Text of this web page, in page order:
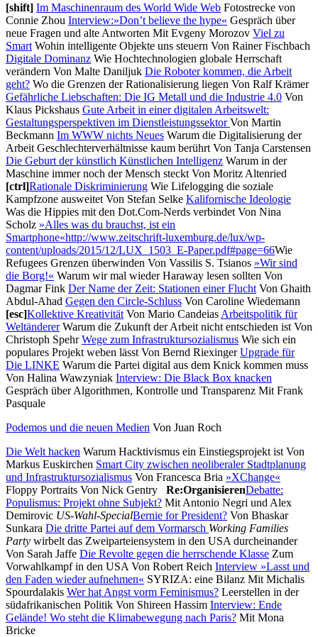
[shift] Im Maschinenraum des World Wide Web Fotostrecke von
Connie Zhou Interview:»Don’t believe the hype« Gespräch über
neue Fragen und alte Antworten Mit Evgeny Morozov Viel zu
Smart Wohin intelligente Objekte uns steuern Von Rainer Fischbach
Digitale Dominanz Wie Hochtechnologien globale Herrschaft
verändern Von Malte Daniljuk Die Roboter kommen, die Arbeit
geht? Wo die Grenzen der Rationalisierung liegen Von Ralf Krämer
Gefährliche Liebschaften: Die IG Metall und die Industrie 4.0 Von
Klaus Pickshaus Gute Arbeit in einer digitalen Arbeitswelt:
Gestaltungsperspektiven im DienstleistungssektorVon Martin
Beckmann Im WWW nichts Neues Warum die Digitalisierung der
Arbeit Geschlechterverhältnisse kaum berührt Von Tanja Carstensen
Die Geburt der künstlich Künstlichen Intelligenz Warum in der
Maschine immer noch der Mensch steckt Von Moritz Altenried
[ctrl]Rationale Diskriminierung Wie Lifelogging die soziale
Kampfzone ausweitet Von Stefan Selke Kalifornische Ideologie
Was die Hippies mit den Dot.Com-Nerds verbindet Von Nina
Scholz »Alles was du brauchst, ist ein
Smartphone«http://www.zeitschrift-luxemburg.de/lux/wp-
content/uploads/2015/12/LUX_1503_E-Paper.pdf#page=66Wie
Refugees Grenzen überwinden Von Vassilis S. Tsianos »Wir sind
die Borg!« Warum wir mal wieder Haraway lesen sollten Von
Dagmar Fink Der Name der Zeit: Stationen einer Flucht Von Ghaith
Abdul-Ahad Gegen den Circle-Schluss Von Caroline Wiedemann
[esc]Kollektive Kreativität Von Mario Candeias Arbeitspolitik für
WeltändererWarum die Zukunft der Arbeit nicht entschieden ist Von
Christoph SpehrWege zum Infrastruktursozialismus Wie sich ein
populares Projekt weben lässt Von Bernd RiexingerUpgrade für
Die LINKE Warum die Partei digital aus dem Knick kommen muss
Von Halina Wawzyniak Interview: Die Black Box knacken
Gespräch über Algorithmen, Kontrolle und Transparenz Mit Frank
Pasquale
Podemos und die neuen Medien Von Juan Roch
Die Welt hacken Warum Hacktivismus ein Einstiegsprojekt ist Von
Markus Euskirchen Smart City zwischen neoliberaler Stadtplanung
und Infrastruktursozialismus Von Francesca Bria »XChange«
Floppy Portraits Von Nick Gentry Re:OrganisierenDebatte:
Populismus: Projekt ohne Subjekt? Mit Antonio Negri und Alex
Demirovic US-Wahl-SpecialBernie for President? Von Bhaskar
Sunkara Die dritte Partei auf dem Vormarsch Working Families
Party wirbelt das Zweiparteiensystem in den USA durcheinander
Von Sarah Jaffe Die Revolte gegen die herrschende Klasse Zum
Vorwahlkampf in den USA Von Robert Reich Interview »Lasst und
den Faden wieder aufnehmen« SYRIZA: eine Bilanz Mit Michalis
Spourdalakis Wer hat Angst vorm Feminismus? Leerstellen in der
südafrikanischen Politik Von Shireen Hassim Interview: Ende
Gelände! Wo steht die Klimabewegung nach Paris? Mit Mona
Bricke